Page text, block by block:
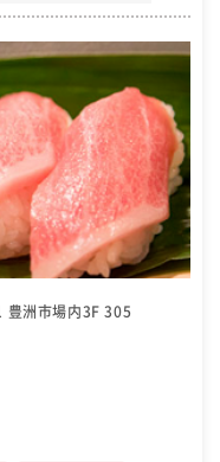
豊洲市場内3F 305